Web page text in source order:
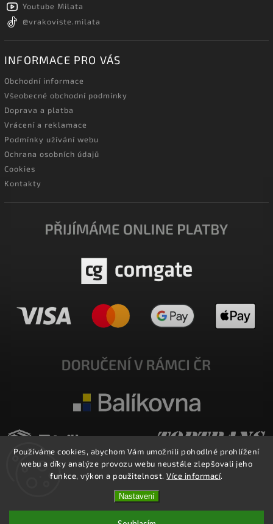
Používáme cookies, abychom Vám umožnili pohodlné prohlížení
webu a díky analýze provozu webu neustále zlepšovali jeho
funkce, výkon a použitelnost.Více informací.
Nastavení
Youtube Milata
@vrakoviste.milata
INFORMACE PRO VÁS
Obchodní informace
Všeobecné obchodní podmínky
Doprava a platba
Vrácení a reklamace
Podmínky užívání webu
Ochrana osobních údajů
Cookies
Kontakty
E-SHOP MILATA. Všechna práva vyhrazena.
Upravit nastavení cookies